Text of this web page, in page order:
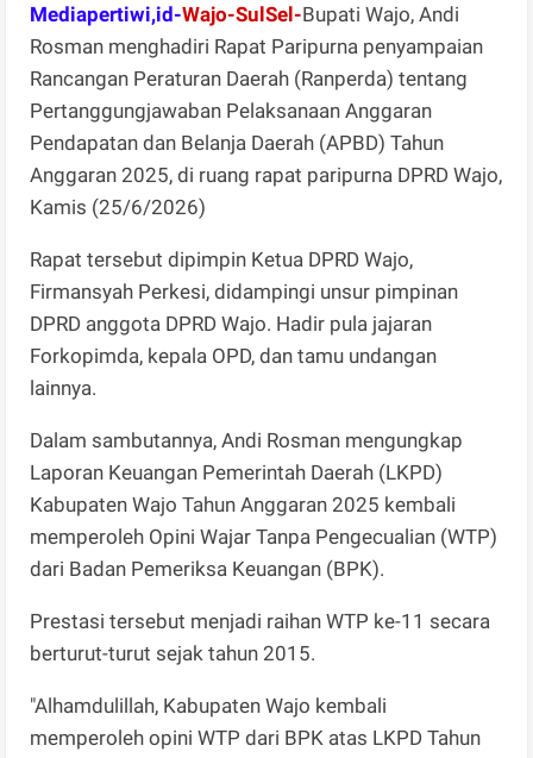
Mediapertiwi,id-Wajo-SulSel-Bupati Wajo, Andi
Rosman menghadiri Rapat Paripurna penyampaian
Rancangan Peraturan Daerah (Ranperda) tentang
Pertanggungjawaban Pelaksanaan Anggaran
Pendapatan dan Belanja Daerah (APBD) Tahun
Anggaran 2025, di ruang rapat paripurna DPRD Wajo,
Kamis (25/6/2026)
Rapat tersebut dipimpin Ketua DPRD Wajo,
Firmansyah Perkesi, didampingi unsur pimpinan
DPRD anggota DPRD Wajo. Hadir pula jajaran
Forkopimda, kepala OPD, dan tamu undangan
lainnya.
Dalam sambutannya, Andi Rosman mengungkap
Laporan Keuangan Pemerintah Daerah (LKPD)
Kabupaten Wajo Tahun Anggaran 2025 kembali
memperoleh Opini Wajar Tanpa Pengecualian (WTP)
dari Badan Pemeriksa Keuangan (BPK).
Prestasi tersebut menjadi raihan WTP ke-11 secara
berturut-turut sejak tahun 2015.
"Alhamdulillah, Kabupaten Wajo kembali
memperoleh opini WTP dari BPK atas LKPD Tahun